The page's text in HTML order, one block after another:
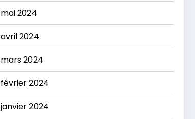
mai 2024
avril 2024
mars 2024
février 2024
janvier 2024